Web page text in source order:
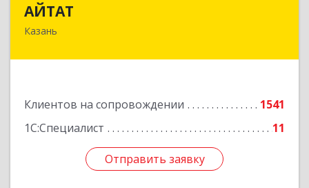
АЙТАТ
Казань
Клиентов на сопровождении
1541
1С:Специалист
11
Отправить заявку
Подробнее
Отправить заявку